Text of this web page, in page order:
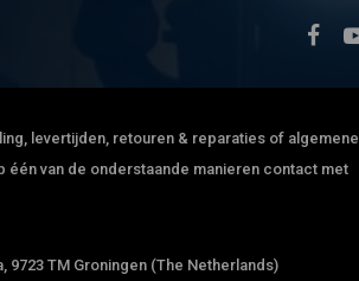
levertijden, retouren & reparaties of algemene
één van de onderstaande manieren contact met
9723 TM Groningen (The Netherlands)